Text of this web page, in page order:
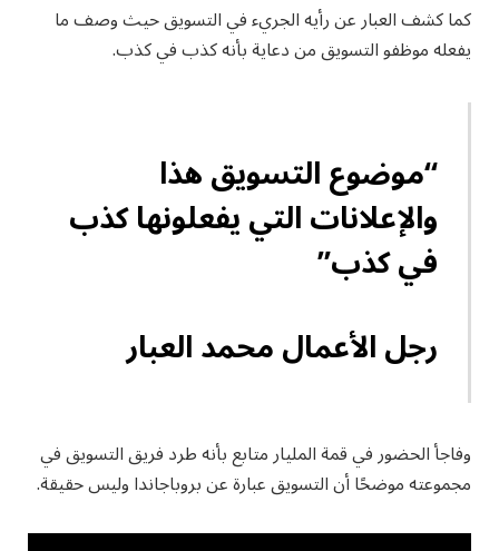
كما كشف العبار عن رأيه الجريء في التسويق حيث وصف ما
يفعله موظفو التسويق من دعاية بأنه كذب في كذب.
“موضوع التسويق هذا
والإعلانات التي يفعلونها كذب
في كذب”
رجل الأعمال محمد العبار
وفاجأ الحضور في قمة المليار متابع بأنه طرد فريق التسويق في
مجموعته موضحًا أن التسويق عبارة عن بروباجاندا وليس حقيقة.